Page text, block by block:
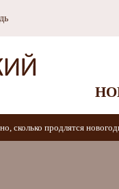
сколько продлятся